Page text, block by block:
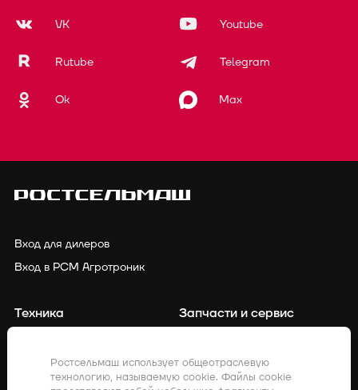
VK Youtube
Rutube Telegram
Ok Max
Вход для дилеров
Вход в РСМ Агротроник
Техника
Точное земледелие
Запчасти и сервис
Клиенты о нас
Ростсельмаш использует общеотраслевую
технологию, называемую cookie. Файлы cookie